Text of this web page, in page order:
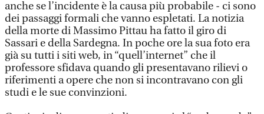
anche se l’incidente è la causa più probabile - ci sono
dei passaggi formali che vanno espletati. La notizia
della morte di Massimo Pittau ha fatto il giro di
Sassari e della Sardegna. In poche ore la sua foto era
già su tutti i siti web, in “quell’internet” che il
professore sfidava quando gli presentavano rilievi o
riferimenti a opere che non si incontravano con gli
studi e le sue convinzioni.